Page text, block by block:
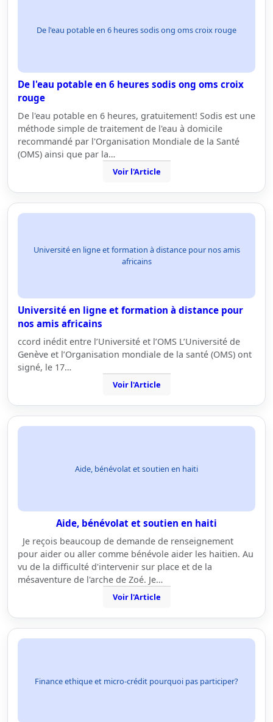
De l'eau potable en 6 heures sodis ong oms croix rouge
De l'eau potable en 6 heures sodis ong oms croix
rouge
De l'eau potable en 6 heures, gratuitement! Sodis est une
méthode simple de traitement de l'eau à domicile
recommandé par l'Organisation Mondiale de la Santé
(OMS) ainsi que par la…
Voir l'Article
Université en ligne et formation à distance pour nos amis
africains
Université en ligne et formation à distance pour
nos amis africains
ccord inédit entre l’Université et l’OMS L’Université de
Genève et l’Organisation mondiale de la santé (OMS) ont
signé, le 17…
Voir l'Article
Aide, bénévolat et soutien en haiti
Aide, bénévolat et soutien en haiti
Je reçois beaucoup de demande de renseignement
pour aider ou aller comme bénévole aider les haitien. Au
vu de la difficulté d'intervenir sur place et de la
mésaventure de l'arche de Zoé. Je…
Voir l'Article
Finance ethique et micro-crédit pourquoi pas participer?